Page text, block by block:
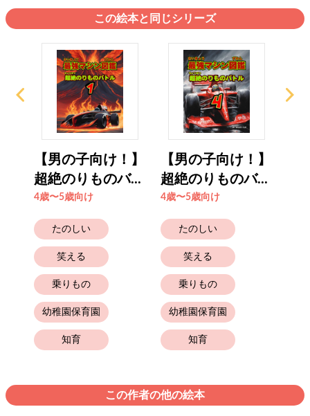
この絵本と同じシリーズ
【男の子向け！】
超絶のりものバ...
4歳〜5歳向け
たのしい
笑える
乗りもの
幼稚園保育園
知育
【男の子向け！】
超絶のりものバ...
4歳〜5歳向け
たのしい
笑える
乗りもの
幼稚園保育園
知育
この作者の他の絵本